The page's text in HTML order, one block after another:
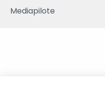
Mediapilote